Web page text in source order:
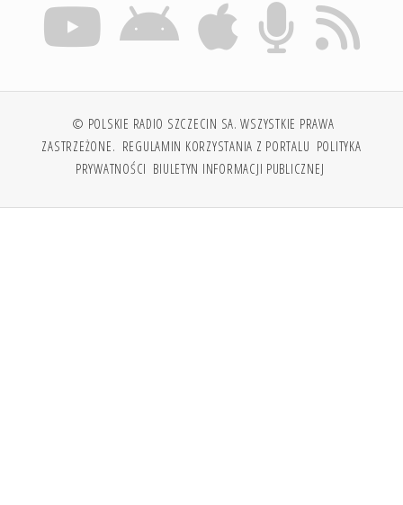
© POLSKIE RADIO SZCZECIN SA. WSZYSTKIE PRAWA
ZASTRZEŻONE. REGULAMIN KORZYSTANIA Z PORTALU POLITYKA
PRYWATNOŚCI BIULETYN INFORMACJI PUBLICZNEJ